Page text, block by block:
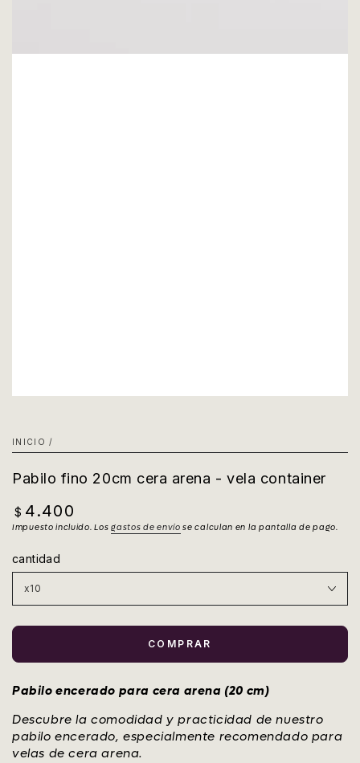
INICIO /
Pabilo fino 20cm cera arena - vela container
Precio
regular
$ 4.400
Impuesto incluido. Losgastos de envío se calculan en la pantalla de pago.
cantidad
COMPRAR
Pabilo encerado para cera arena (20 cm)
Descubre la comodidad y practicidad de nuestro
pabilo encerado, especialmente recomendado para
velas de cera arena.